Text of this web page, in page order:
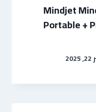
Mindjet
Portable +